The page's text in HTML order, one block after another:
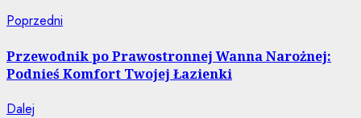
Nawigacja
wpisu
Poprzedni
Przewodnik po Prawostronnej Wanna Narożnej:
Podnieś Komfort Twojej Łazienki
Dalej